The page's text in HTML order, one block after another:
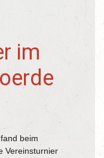
im
beim
Vereinsturnier